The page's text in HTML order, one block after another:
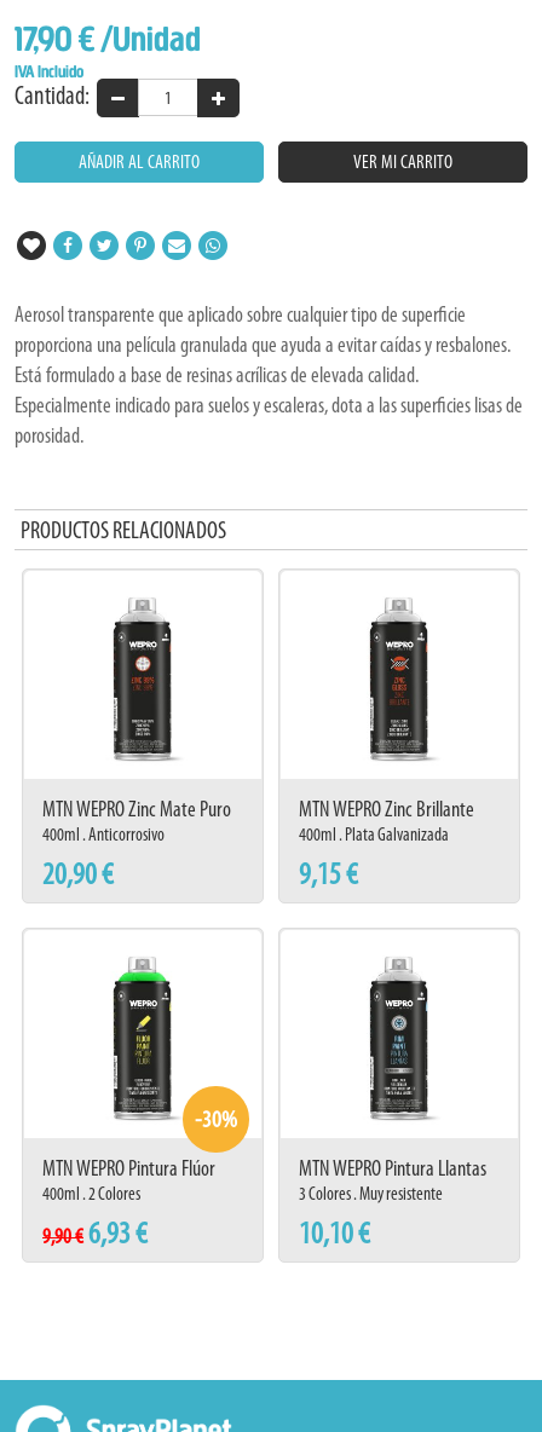
17,90 €/Unidad
IVA Incluido
Cantidad:
AÑADIR AL CARRITO VER MI CARRITO
Aerosol transparente que aplicado sobre cualquier tipo de superficie
proporciona una película granulada que ayuda a evitar caídas y resbalones.
Está formulado a base de resinas acrílicas de elevada calidad.
Especialmente indicado para suelos y escaleras, dota a las superficies lisas de
porosidad.
· Aerosol transparente antideslizante de fácil y rápida aplicación
· Apropiado para usar en interior y exterior, y para el tránsito de personas
· Secado rápido
· Excelente elasticidad
· Facilidad de aplicación y repintado
· Buena adherencia sobre multitud de superficies
· No contiene Plomo
· Buena resistencia al desgaste
Instrucciones de uso:
· Agitar muy bien el aerosol antes de usarlo
· Después de usar, invertir el aerosol y purgar la válvula
· No aplicar sobre equipos conectados y utilizar en áreas bien ventiladas
Por favor, descarga aquí ficha técnica y de seguridad de este producto.
PRODUCTOS RELACIONADOS
MTN WEPRO Zinc Mate Puro
99%
400ml . Anticorrosivo
20,90 €
MTN WEPRO Zinc Brillante
400ml . Plata Galvanizada
9,15 €
-30%
MTN WEPRO Pintura Flúor
400ml . 2 Colores
9,90 € 6,93 €
MTN WEPRO Pintura Llantas
3 Colores . Muy resistente
10,10 €